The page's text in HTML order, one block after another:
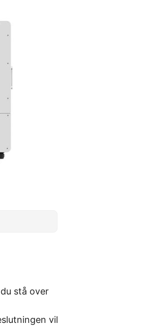
stå over
vil